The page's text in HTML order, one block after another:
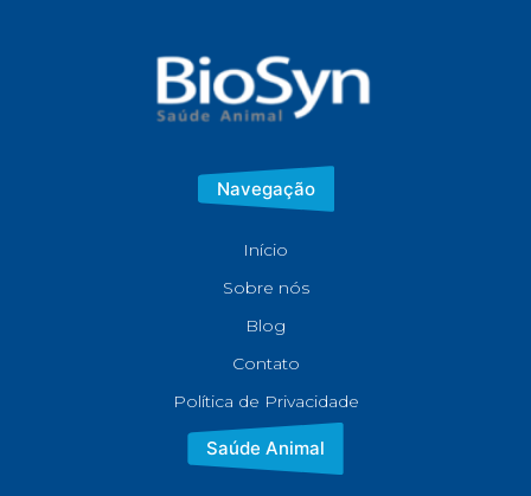
Navegação
Início
Sobre nós
Blog
Contato
Política de Privacidade
Saúde Animal